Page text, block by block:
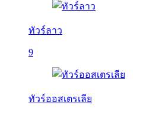
ทัวร์ลาว
9
ทัวร์ออสเตรเลีย